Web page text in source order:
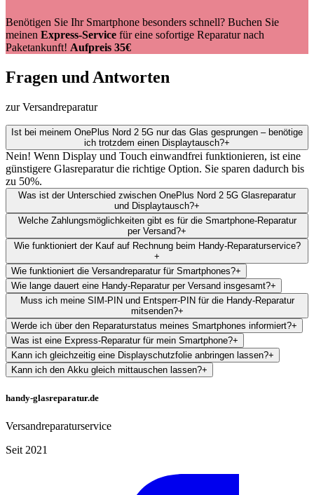
Benötigen Sie Ihr Smartphone besonders schnell? Buchen Sie
meinen Express-Service für eine sofortige Reparatur nach
Paketankunft! Aufpreis 35€
Fragen und Antworten
zur Versandreparatur
Ist bei meinem OnePlus Nord 2 5G nur das Glas gesprungen – benötige
ich trotzdem einen Displaytausch?+
Nein! Wenn Display und Touch einwandfrei funktionieren, ist eine
günstigere Glasreparatur die richtige Option. Sie sparen dadurch bis
zu 50%.
Was ist der Unterschied zwischen OnePlus Nord 2 5G Glasreparatur
und Displaytausch?+
Welche Zahlungsmöglichkeiten gibt es für die Smartphone-Reparatur
per Versand?+
Wie funktioniert der Kauf auf Rechnung beim Handy-Reparaturservice?
+
Wie funktioniert die Versandreparatur für Smartphones?+
Wie lange dauert eine Handy-Reparatur per Versand insgesamt?+
Muss ich meine SIM-PIN und Entsperr-PIN für die Handy-Reparatur
mitsenden?+
Werde ich über den Reparaturstatus meines Smartphones informiert?+
Was ist eine Express-Reparatur für mein Smartphone?+
Kann ich gleichzeitig eine Displayschutzfolie anbringen lassen?+
Kann ich den Akku gleich mittauschen lassen?+
handy-glasreparatur.de
Versandreparaturservice
Seit 2021